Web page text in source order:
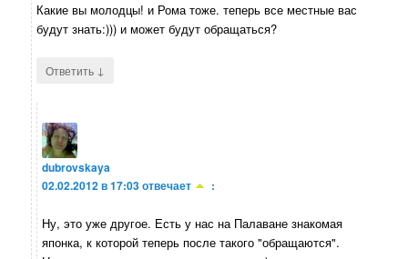
Какие вы молодцы! и Рома тоже. теперь все местные вас
будут знать:))) и может будут обращаться?
Ответить ↓
dubrovskaya
02.02.2012 в 17:03отвечает :
Ну, это уже другое. Есть у нас на Палаване знакомая
японка, к которой теперь после такого "обращаются".